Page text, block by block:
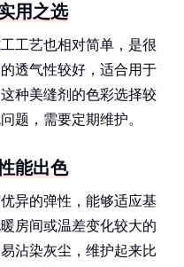
用之选
工艺也相对简单，是很
透气性较好，适合用于
种美缝剂的色彩选择较
题，需要定期维护。
能出色
异的弹性，能够适应基
房间或温差变化较大的
沾染灰尘，维护起来比